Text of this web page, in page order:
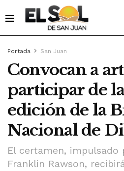
Portada San Juan
Convocan a
participar de
edición de la
Nacional de
El certamen, impulsado
Franklin Rawson,